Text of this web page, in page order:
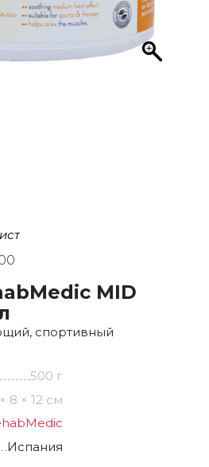
MID
спортивный
500 г
8 × 12 см
Испания